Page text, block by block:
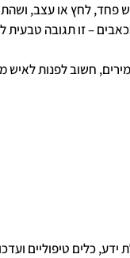
פחד, לחץ או עצב,
– זו תגובה טבעית
חשוב לפנות לאיש
כלים טיפוליים